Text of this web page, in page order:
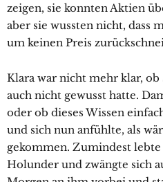
zeigen, sie konnten Aktien
aber sie wussten nicht, dass
um keinen Preis
Klara war nicht mehr klar, ob
auch nicht gewusst hatte.
oder ob dieses Wissen
und sich nun anfühlte, als
gekommen. Zumindest
Holunder und zwängte sich